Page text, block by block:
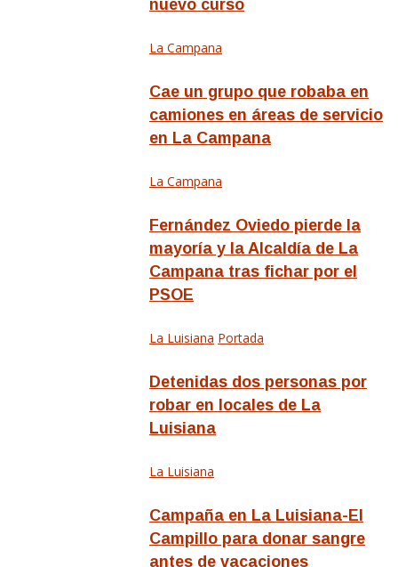
nuevo curso
La Campana
Cae un grupo que robaba en
camiones en áreas de servicio
en La Campana
La Campana
Fernández Oviedo pierde la
mayoría y la Alcaldía de La
Campana tras fichar por el
PSOE
La Luisiana Portada
Detenidas dos personas por
robar en locales de La
Luisiana
La Luisiana
Campaña en La Luisiana-El
Campillo para donar sangre
antes de vacaciones